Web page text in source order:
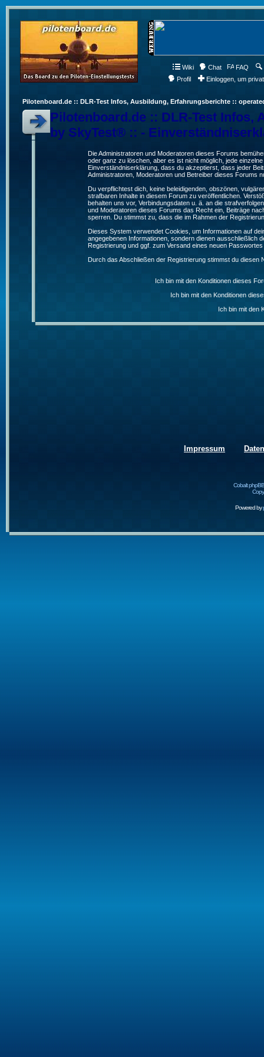
Wiki Chat FAQ
Profil
Einloggen, um
Pilotenboard.de :: DLR-Test Infos, Ausbildung, Erfahrungsberichte ::
Pilotenboard.de :: DLR-Test
by SkyTest® :: -
Die Administratoren und Moderatoren dieses Forums
oder ganz zu löschen, aber es ist nicht möglich, jede
Einverständniserklärung, dass du akzeptierst, dass jeder
Administratoren, Moderatoren und Betreiber dieses Forums
Du verpflichtest dich, keine beleidigenden, obszönen,
strafbaren Inhalte in diesem Forum zu veröffentlichen.
behalten uns vor, Verbindungsdaten u. ä. an die
und Moderatoren dieses Forums das Recht ein, Beiträge
sperren. Du stimmst zu, dass die im Rahmen der
Dieses System verwendet Cookies, um Informationen auf
angegebenen Informationen, sondern dienen ausschließlich
Registrierung und ggf. zum Versand eines neuen
Durch das Abschließen der Registrierung stimmst du diesen
Ich bin mit den Konditionen dieses
Ich bin mit den Konditionen
Ich bin mit den
Impressum
Cobalt
Powered by